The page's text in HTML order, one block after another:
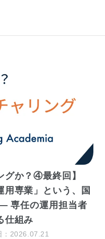
グか？④最終回】
用専業」という、国
専任の運用担当者
仕組み
：2026.07.21